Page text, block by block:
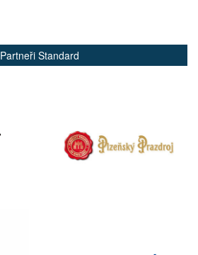
Partneři Standard